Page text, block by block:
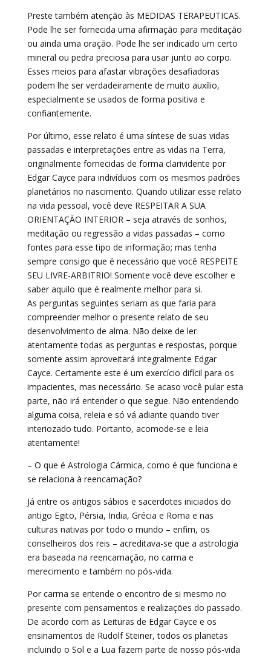
Preste também atenção às MEDIDAS TERAPEUTICAS.
Pode lhe ser fornecida uma afirmação para meditação
ou ainda uma oração. Pode lhe ser indicado um certo
mineral ou pedra preciosa para usar junto ao corpo.
Esses meios para afastar vibrações desafiadoras
podem lhe ser verdadeiramente de muito auxílio,
especialmente se usados de forma positiva e
confiantemente.
Por último, esse relato é uma síntese de suas vidas
passadas e interpretações entre as vidas na Terra,
originalmente fornecidas de forma clarividente por
Edgar Cayce para indivíduos com os mesmos padrões
planetários no nascimento. Quando utilizar esse relato
na vida pessoal, você deve RESPEITAR A SUA
ORIENTAÇÃO INTERIOR – seja através de sonhos,
meditação ou regressão a vidas passadas – como
fontes para esse tipo de informação; mas tenha
sempre consigo que é necessário que você RESPEITE
SEU LIVRE-ARBITRIO! Somente você deve escolher e
saber aquilo que é realmente melhor para si.
As perguntas seguintes seriam as que faria para
compreender melhor o presente relato de seu
desenvolvimento de alma. Não deixe de ler
atentamente todas as perguntas e respostas, porque
somente assim aproveitará integralmente Edgar
Cayce. Certamente este é um exercício difícil para os
impacientes, mas necessário. Se acaso você pular esta
parte, não irá entender o que segue. Não entendendo
alguma coisa, releia e só vá adiante quando tiver
interiozado tudo. Portanto, acomode-se e leia
atentamente!
– O que é Astrologia Cármica, como é que funciona e
se relaciona à reencarnação?
Já entre os antigos sábios e sacerdotes iniciados do
antigo Egito, Pérsia, India, Grécia e Roma e nas
culturas nativas por todo o mundo – enfim, os
conselheiros dos reis – acreditava-se que a astrologia
era baseada na reencarnação, no carma e
merecimento e também no pós-vida.
Por carma se entende o encontro de si mesmo no
presente com pensamentos e realizações do passado.
De acordo com as Leituras de Edgar Cayce e os
ensinamentos de Rudolf Steiner, todos os planetas
incluindo o Sol e a Lua fazem parte de nosso pós-vida